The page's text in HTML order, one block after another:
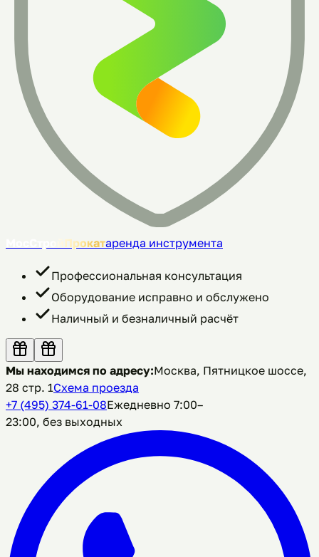
МосСтройПрокатаренда инструмента
Профессиональная консультация
Оборудование исправно и обслужено
Наличный и безналичный расчёт
Мы находимся по адресу:Москва, Пятницкое шоссе,
28 стр. 1Схема проезда
+7 (495) 374-61-08Ежедневно 7:00–
23:00, без выходных